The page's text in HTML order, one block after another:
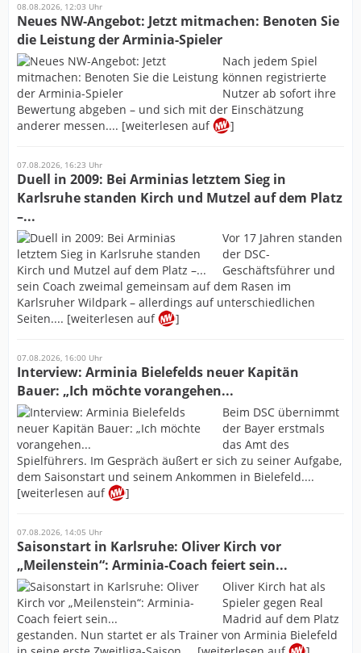
08.08.2026, 12:03 Uhr
Neues NW-Angebot: Jetzt mitmachen: Benoten Sie
die Leistung der Arminia-Spieler
Nach jedem Spiel
können registrierte
Nutzer ab sofort ihre
Bewertung abgeben – und sich mit der Einschätzung
anderer messen.... [weiterlesen auf
]
07.08.2026, 16:23 Uhr
Duell in 2009: Bei Arminias letztem Sieg in
Karlsruhe standen Kirch und Mutzel auf dem Platz
–...
Vor 17 Jahren standen
der DSC-
Geschäftsführer und
sein Coach zweimal gemeinsam auf dem Rasen im
Karlsruher Wildpark – allerdings auf unterschiedlichen
Seiten.... [weiterlesen auf
]
07.08.2026, 16:00 Uhr
Interview: Arminia Bielefelds neuer Kapitän
Bauer: „Ich möchte vorangehen...
Beim DSC übernimmt
der Bayer erstmals
das Amt des
Spielführers. Im Gespräch äußert er sich zu seiner Aufgabe,
dem Saisonstart und seinem Ankommen in Bielefeld....
[weiterlesen auf
]
07.08.2026, 14:05 Uhr
Saisonstart in Karlsruhe: Oliver Kirch vor
„Meilenstein“: Arminia-Coach feiert sein...
Oliver Kirch hat als
Spieler gegen Real
Madrid auf dem Platz
gestanden. Nun startet er als Trainer von Arminia Bielefeld